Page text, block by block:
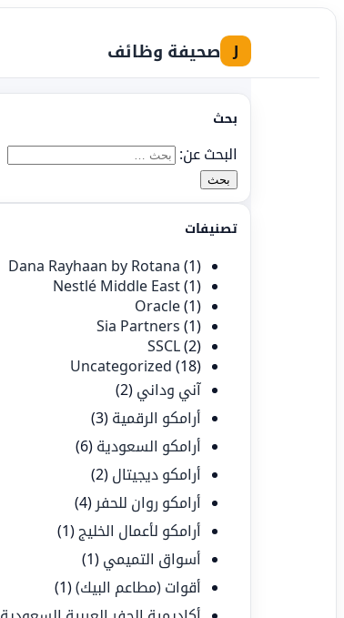
J صحيفة وظائف
بحث
البحث عن:
تصنيفات
Dana Rayhaan by Rotana (1)
Nestlé Middle East(1)
Oracle(1)
Sia Partners (1)
SSCL(2)
Uncategorized (18)
آني وداني (2)
أرامكو الرقمية (3)
أرامكو السعودية (6)
أرامكو ديجيتال (2)
أرامكو روان للحفر (4)
أرامكو لأعمال الخليج (1)
أسواق التميمي (1)
أقوات (مطاعم البيك)(1)